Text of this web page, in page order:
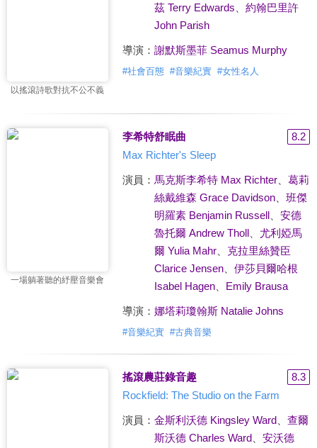
以搖滾詩歌對抗不公不義
茲 Terry Edwards
約翰巴里許
John Parish
導演： 謝默斯墨菲 Seamus Murphy
#社會百態 #音樂紀實 #女性名人
一場躺著聽的紓壓音樂會
李希特舒眠曲
8.2
Max Richter's Sleep
演員： 馬克斯李希特 Max Richter、 葛莉
絲戴維森 Grace Davidson、 班傑
明羅素 Benjamin Russell、 安德
魯托爾 Andrew Tholl、 尤利婭馬
爾 Yulia Mahr、 克拉里絲贊臣
Clarice Jensen、 伊莎貝爾哈根
Isabel Hagen、 Emily Brausa
導演： 娜塔莉瓊翰斯 Natalie Johns
#音樂紀實 #古典音樂
搖滾農莊錄音趣
8.3
Rockfield: The Studio on the Farm
演員： 金斯利沃德 Kingsley Ward、 查爾
斯沃德 Charles Ward、 安沃德